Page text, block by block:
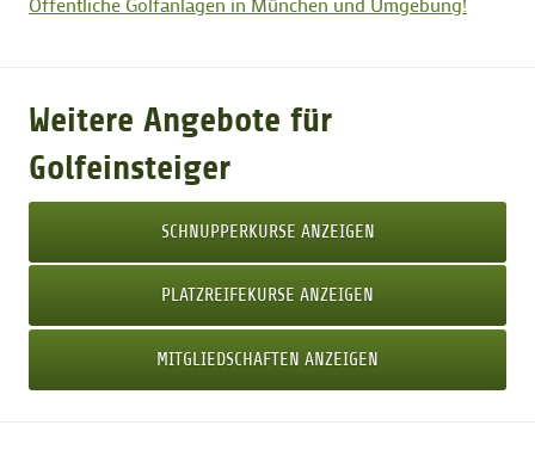
Weitere Angebote für
Golfeinsteiger
SCHNUPPERKURSE ANZEIGEN
PLATZREIFEKURSE ANZEIGEN
MITGLIEDSCHAFTEN ANZEIGEN